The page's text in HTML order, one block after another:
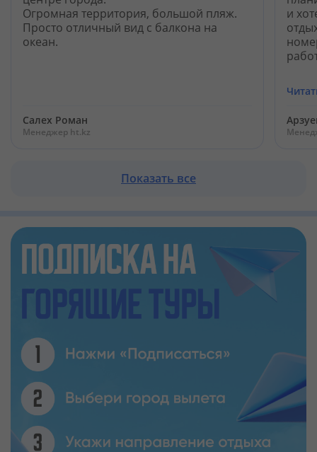
Огромная территория, большой пляж.
Просто отличный вид с балкона на
океан.
Салех Роман
Менеджер ht.kz
и
Показать все